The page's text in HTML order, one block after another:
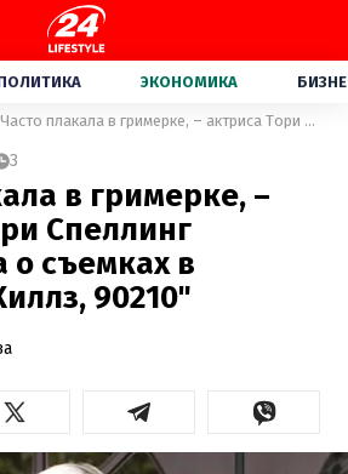
ЭКОНОМИКА
Часто плакала в гримерке, – актриса Тори Спеллинг рассказала о съемках в "Беверли-Хиллз, 90210"
3
в гримерке, –
Спеллинг
о съемках в
90210"